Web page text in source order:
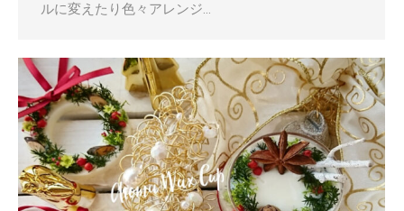
ルに変えたり色々アレンジ…